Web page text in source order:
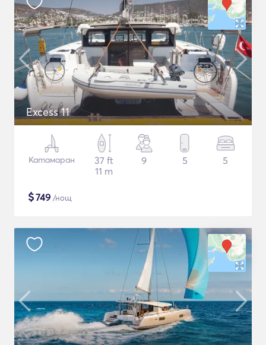
Excess 11
Катамаран
37 ft
11 m
9 5 5
$749 /нощ